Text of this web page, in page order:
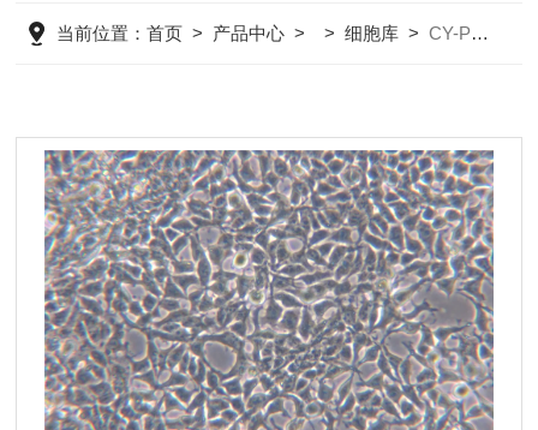
当前位置：首页 > 产品中心 > >细胞库 >CY-PC-RT0088大鼠子宫内膜平滑肌细胞